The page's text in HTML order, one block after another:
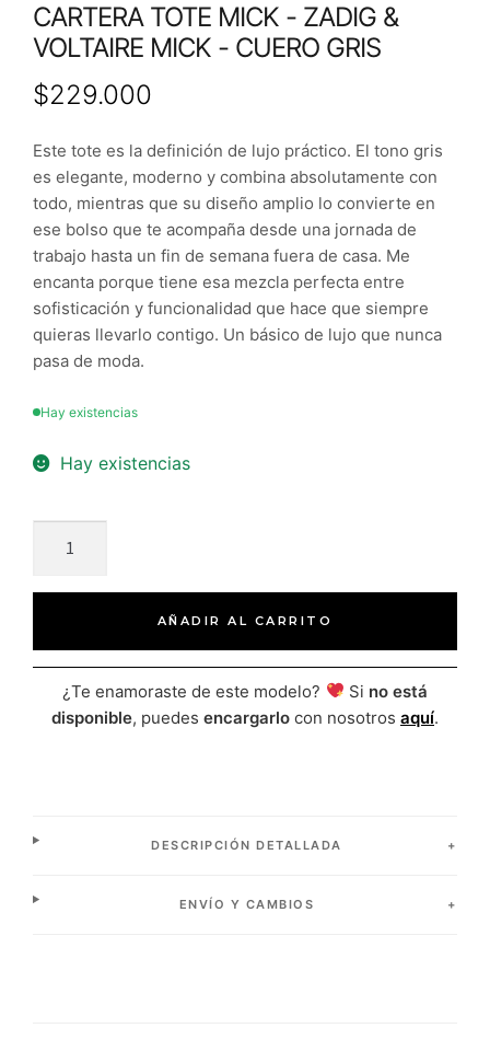
CARTERA TOTE MICK - ZADIG &
VOLTAIRE MICK - CUERO GRIS
$229.000
Este tote es la definición de lujo práctico. El tono gris
es elegante, moderno y combina absolutamente con
todo, mientras que su diseño amplio lo convierte en
ese bolso que te acompaña desde una jornada de
trabajo hasta un fin de semana fuera de casa. Me
encanta porque tiene esa mezcla perfecta entre
sofisticación y funcionalidad que hace que siempre
quieras llevarlo contigo. Un básico de lujo que nunca
pasa de moda.
Hay existencias
Hay existencias
AÑADIR AL CARRITO
¿Te enamoraste de este modelo? Si no está
disponible, puedes encargarlo con nosotros aquí.
DESCRIPCIÓN DETALLADA
ENVÍO Y CAMBIOS